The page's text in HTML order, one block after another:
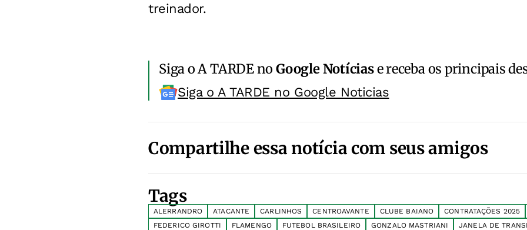
treinador.
Siga o A TARDE noGoogle Notíciase receba os principais
Siga o A TARDE no Google Noticias
Compartilhe essa notícia com seus amigos
Tags
ALERRANDRO ATACANTE CARLINHOS CENTROAVANTE CLUBE BAIANO
CONTRATAÇÕES 2025
FEDERICO GIROTTI
FLAMENGO FUTEBOL BRASILEIRO GONZALO MASTRIANI JANELA DE